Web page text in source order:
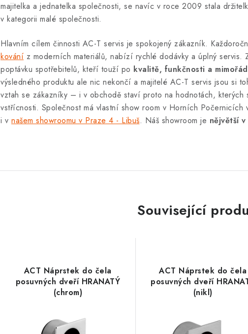
majitelka a jednatelka společnosti, se navíc v roce 2009 stala
v kategorii malé společnosti.
Hlavním cílem činnosti AC-T servis je spokojený zákazník.
kování z moderních materiálů, nabízí rychlé dodávky a úplný servis.
poptávku spotřebitelů, kteří touží po kvalitě, funkčnosti a
výsledného produktu ale nic nekončí a majitelé AC-T servis jsou si
vztah se zákazníky – i v obchodě staví proto na hodnotách, kterých
vstřícnosti. Společnost má vlastní show room v Horních Počernicích
i v našem showroomu v Praze 4 - Libuš. Náš showroom je nějvětší
Související
ACT Náprstek do čela
posuvných dveří HRANATÝ
(chrom)
ACT Náprstek do čela
posuvných dveří
(nikl)